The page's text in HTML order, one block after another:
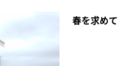
春を求め